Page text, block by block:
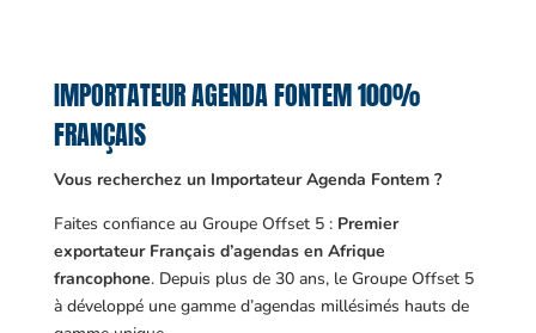
IMPORTATEUR AGENDA FONTEM 100%
FRANÇAIS
Vous recherchez un Importateur Agenda Fontem ?
Faites confiance au Groupe Offset 5 : Premier
exportateur Français d’agendas en Afrique
francophone. Depuis plus de 30 ans, le Groupe Offset 5
à développé une gamme d’agendas millésimés hauts de